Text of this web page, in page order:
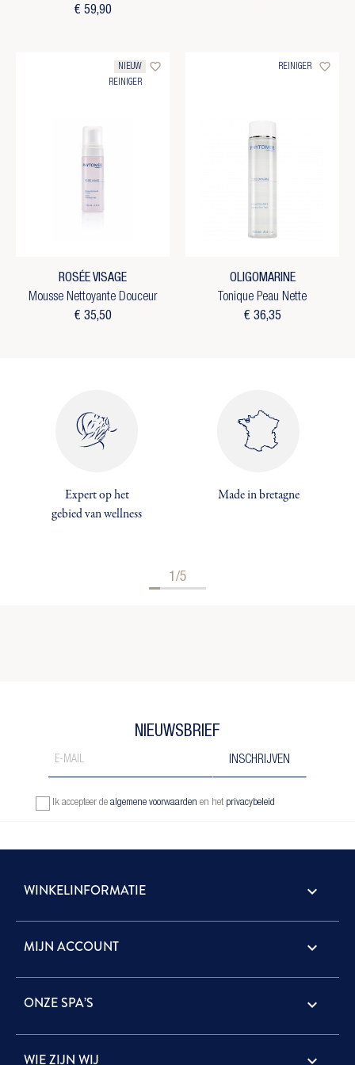
€ 59,90
NIEUW
REINIGER
favorite_border
ROSÉE VISAGE
Mousse Nettoyante Douceur
€ 35,50
REINIGER favorite_border
OLIGOMARINE
Tonique Peau Nette
€ 36,35
Expert op het
gebied van wellness
Made in bretagne
1/5
NIEUWSBRIEF
Ik accepteer de algemene voorwaarden en het privacybeleid
WINKELINFORMATIE keyboard_arrow_down
MIJN ACCOUNT 
ONZE SPA’S 
WIE ZIJN WIJ 